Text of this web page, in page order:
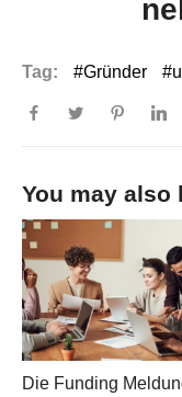
Tag: Gründer
You may also
Die Funding